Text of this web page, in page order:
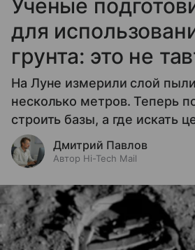
Ученые
для
грунта: это не
На Луне измерили слой
несколько метров. Теперь
строить базы, а где искать
Дмитрий Павлов
Автор Hi-Tech Mail